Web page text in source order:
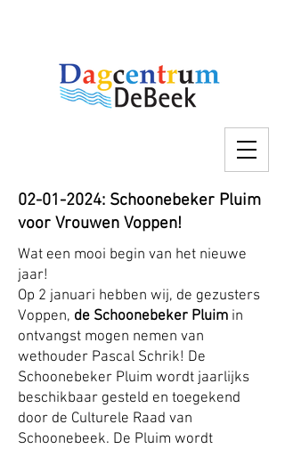
02-01-2024: Schoonebeker Pluim
voor Vrouwen Voppen!
Wat een mooi begin van het nieuwe
jaar!
Op 2 januari hebben wij, de gezusters
Voppen, de Schoonebeker Pluim in
ontvangst mogen nemen van
wethouder Pascal Schrik! De
Schoonebeker Pluim wordt jaarlijks
beschikbaar gesteld en toegekend
door de Culturele Raad van
Schoonebeek. De Pluim wordt